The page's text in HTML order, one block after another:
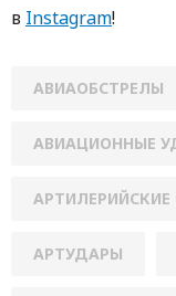
в Instagram!
АВИАОБСТРЕЛЫ
АВИАЦИОННЫЕ
АРТУДАРЫ